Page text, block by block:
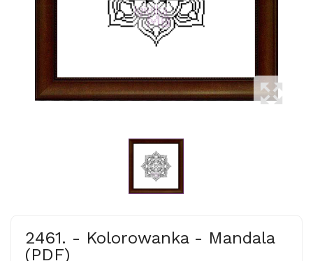
2461. - Kolorowanka - Mandala
(PDF)